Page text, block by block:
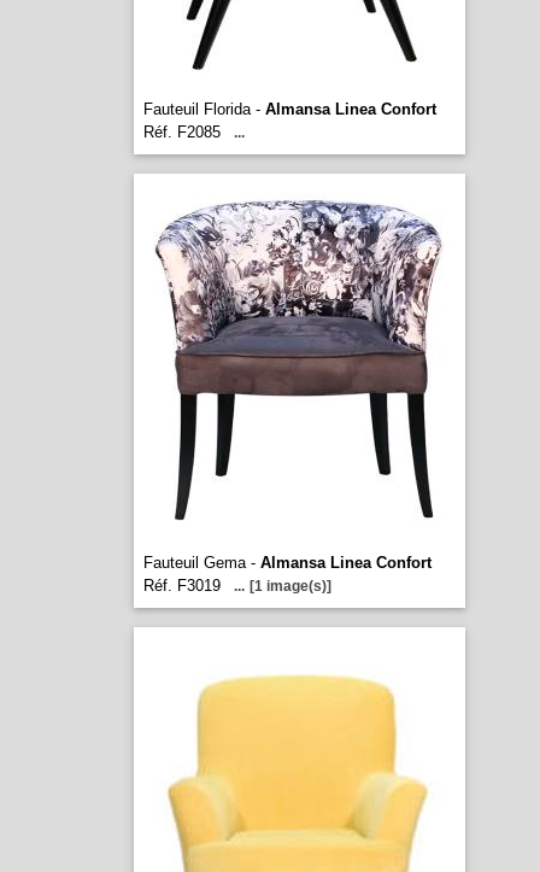
Fauteuil Florida - Almansa Linea Confort
Réf. F2085
...
Fauteuil Gema - Almansa Linea Confort
Réf. F3019
... [1 image(s)]